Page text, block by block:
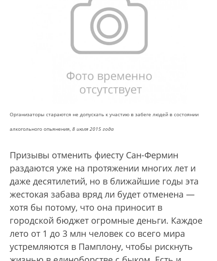
Организаторы стараются не допускать к участию в забеге людей в состоянии
алкогольного опьянения, 8 июля 2015 года
Призывы отменить фиесту Сан-Фермин
раздаются уже на протяжении многих лет и
даже десятилетий, но в ближайшие годы эта
жестокая забава вряд ли будет отменена —
хотя бы потому, что она приносит в
городской бюджет огромные деньги. Каждое
лето от 1 до 3 млн человек со всего мира
устремляются в Памплону, чтобы рискнуть